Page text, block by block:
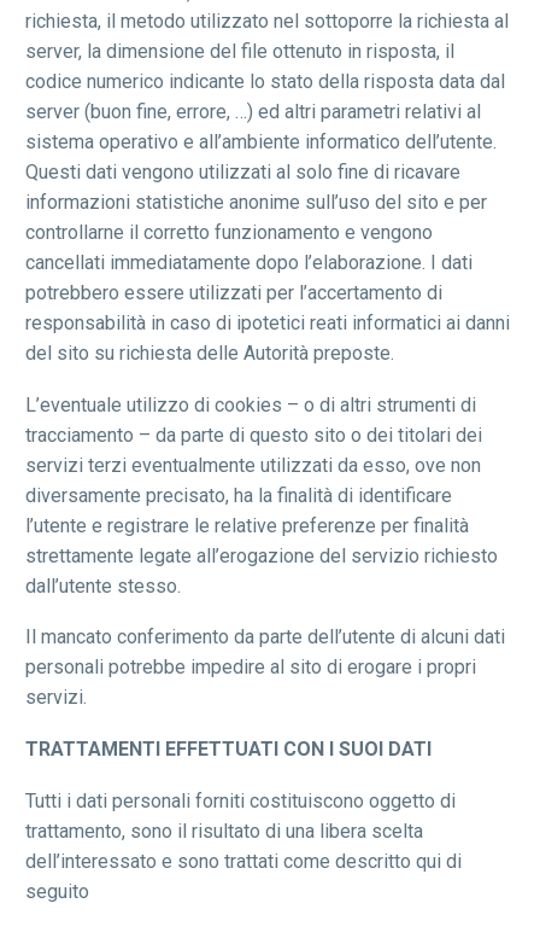
richiesta, il metodo utilizzato nel sottoporre la richiesta al
server, la dimensione del file ottenuto in risposta, il
codice numerico indicante lo stato della risposta data dal
server (buon fine, errore, …) ed altri parametri relativi al
sistema operativo e all’ambiente informatico dell’utente.
Questi dati vengono utilizzati al solo fine di ricavare
informazioni statistiche anonime sull’uso del sito e per
controllarne il corretto funzionamento e vengono
cancellati immediatamente dopo l’elaborazione. I dati
potrebbero essere utilizzati per l’accertamento di
responsabilità in caso di ipotetici reati informatici ai danni
del sito su richiesta delle Autorità preposte.
L’eventuale utilizzo di cookies – o di altri strumenti di
tracciamento – da parte di questo sito o dei titolari dei
servizi terzi eventualmente utilizzati da esso, ove non
diversamente precisato, ha la finalità di identificare
l’utente e registrare le relative preferenze per finalità
strettamente legate all’erogazione del servizio richiesto
dall’utente stesso.
Il mancato conferimento da parte dell’utente di alcuni dati
personali potrebbe impedire al sito di erogare i propri
servizi.
TRATTAMENTI EFFETTUATI CON I SUOI DATI
Tutti i dati personali forniti costituiscono oggetto di
trattamento, sono il risultato di una libera scelta
dell’interessato e sono trattati come descritto qui di
seguito